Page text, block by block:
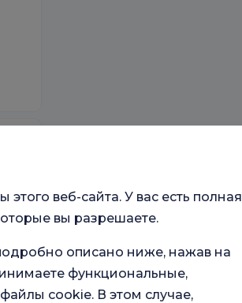
веб-сайта. У вас есть полная
вы разрешаете.
описано ниже, нажав на
функциональные,
cookie. В этом случае,